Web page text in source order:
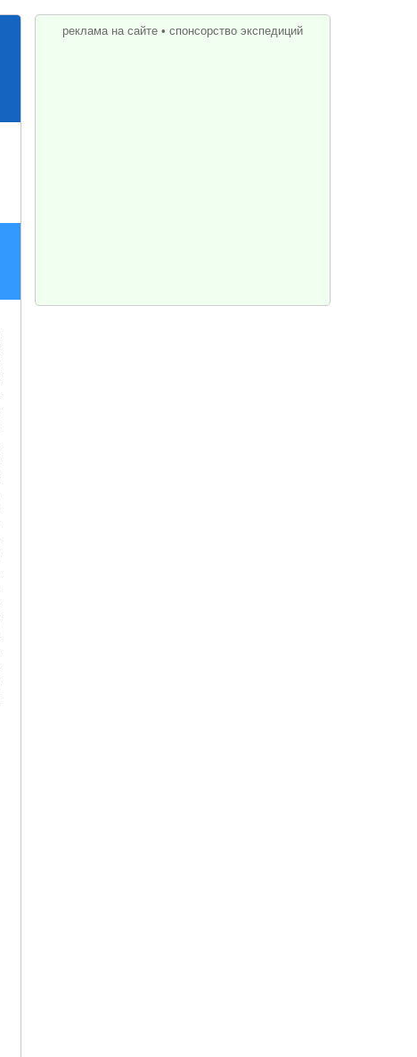
реклама на сайте• спонсорство экспедиций